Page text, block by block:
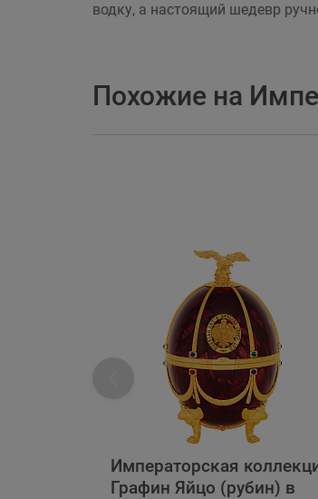
водку, а настоящий шедевр
Похожие на
Императорская
Графин Яйцо (рубин) в